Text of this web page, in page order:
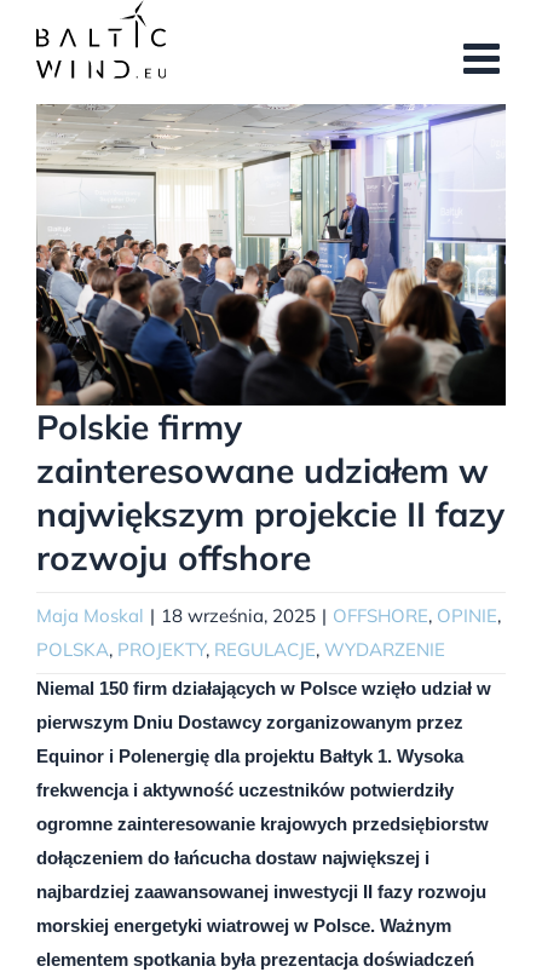
zawartości
Pokaż
większy
Polskie firmy
zainteresowane udziałem w
największym projekcie II fazy
rozwoju offshore
Maja Moskal | 18 września, 2025 | OFFSHORE, OPINIE,
POLSKA, PROJEKTY, REGULACJE, WYDARZENIE
Niemal 150 firm działających w Polsce wzięło udział w
pierwszym Dniu Dostawcy zorganizowanym przez
Equinor i Polenergię dla projektu Bałtyk 1. Wysoka
frekwencja i aktywność uczestników potwierdziły
ogromne zainteresowanie krajowych przedsiębiorstw
dołączeniem do łańcucha dostaw największej i
najbardziej zaawansowanej inwestycji II fazy rozwoju
morskiej energetyki wiatrowej w Polsce. Ważnym
elementem spotkania była prezentacja doświadczeń